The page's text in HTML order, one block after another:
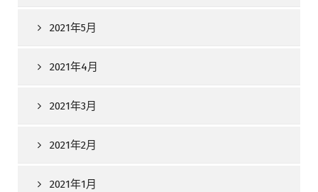
2021年5月
2021年4月
2021年3月
2021年2月
2021年1月